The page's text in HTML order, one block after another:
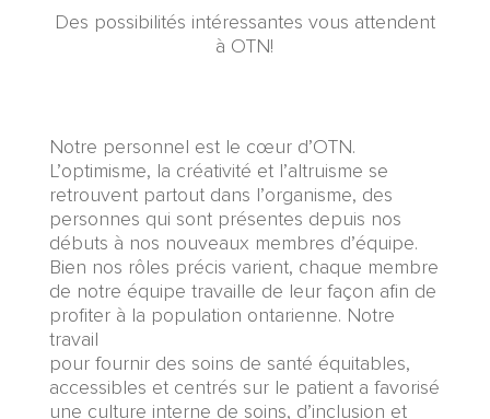
Des possibilités intéressantes vous attendent
à OTN!
Carrières:
Content
Notre personnel est le cœur d’OTN.
L’optimisme, la créativité et l’altruisme se
retrouvent partout dans l’organisme, des
personnes qui sont présentes depuis nos
débuts à nos nouveaux membres d’équipe.
Bien nos rôles précis varient, chaque membre
de notre équipe travaille de leur façon afin de
profiter à la population ontarienne. Notre
travail
pour fournir des soins de santé équitables,
accessibles et centrés sur le patient a favorisé
une culture interne de soins, d’inclusion et